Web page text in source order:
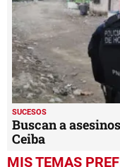
SUCESOS
Buscan a
Ceiba
MIS TEMAS